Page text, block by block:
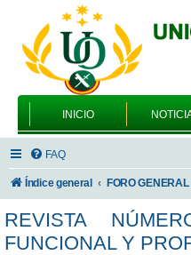
INICIO
FAQ
Índice general
REVISTA
FUNCIONAL Y